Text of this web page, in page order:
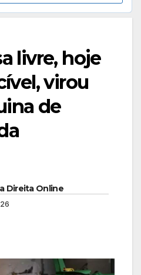
livre, hoje
virou
de
Direita Online